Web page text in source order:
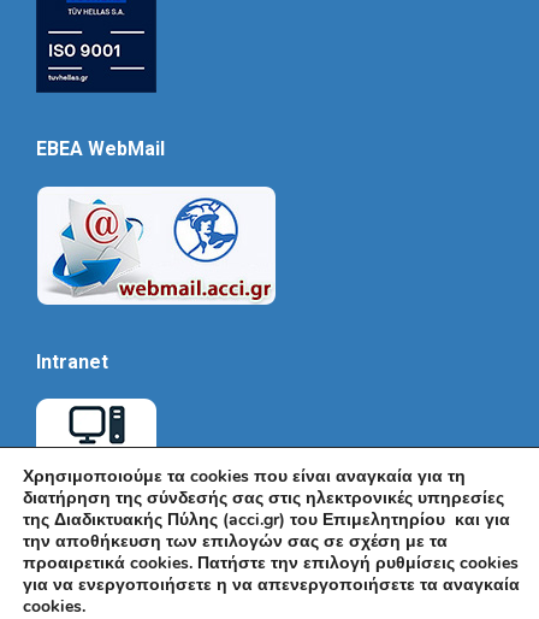
EBEA WebMail
Intranet
Χρησιμοποιούμε τα cookies που είναι αναγκαία για τη
διατήρηση της σύνδεσής σας στις ηλεκτρονικές υπηρεσίες
της Διαδικτυακής Πύλης (acci.gr) του Επιμελητηρίου και για
την αποθήκευση των επιλογών σας σε σχέση με τα
προαιρετικά cookies. Πατήστε την επιλογή ρυθμίσεις cookies
για να ενεργοποιήσετε η να απενεργοποιήσετε τα αναγκαία
cookies.